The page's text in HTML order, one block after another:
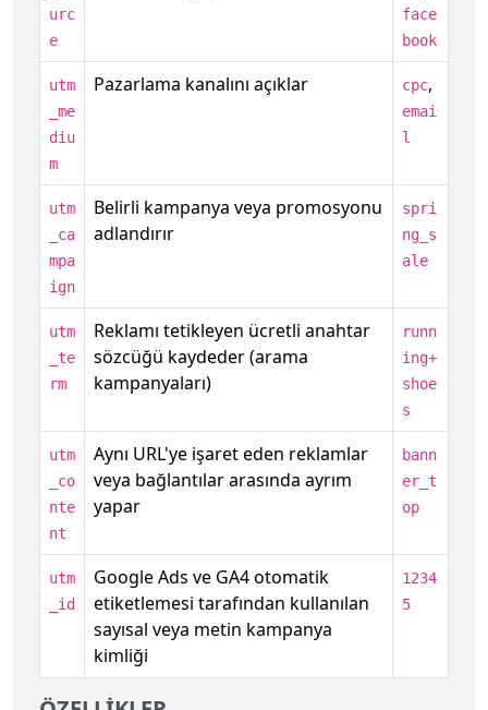
urc
e
face
book
utm
_me
diu
m
Pazarlama kanalını açıklar cpc,
emai
l
utm
_ca
mpa
ign
Belirli kampanya veya promosyonu
adlandırır
spri
ng_s
ale
utm
_te
rm
Reklamı tetikleyen ücretli anahtar
sözcüğü kaydeder (arama
kampanyaları)
runn
ing+
shoe
s
utm
_co
nte
nt
Aynı URL'ye işaret eden reklamlar
veya bağlantılar arasında ayrım
yapar
bann
er_t
op
utm
_id
Google Ads ve GA4 otomatik
etiketlemesi tarafından kullanılan
sayısal veya metin kampanya
kimliği
1234
5